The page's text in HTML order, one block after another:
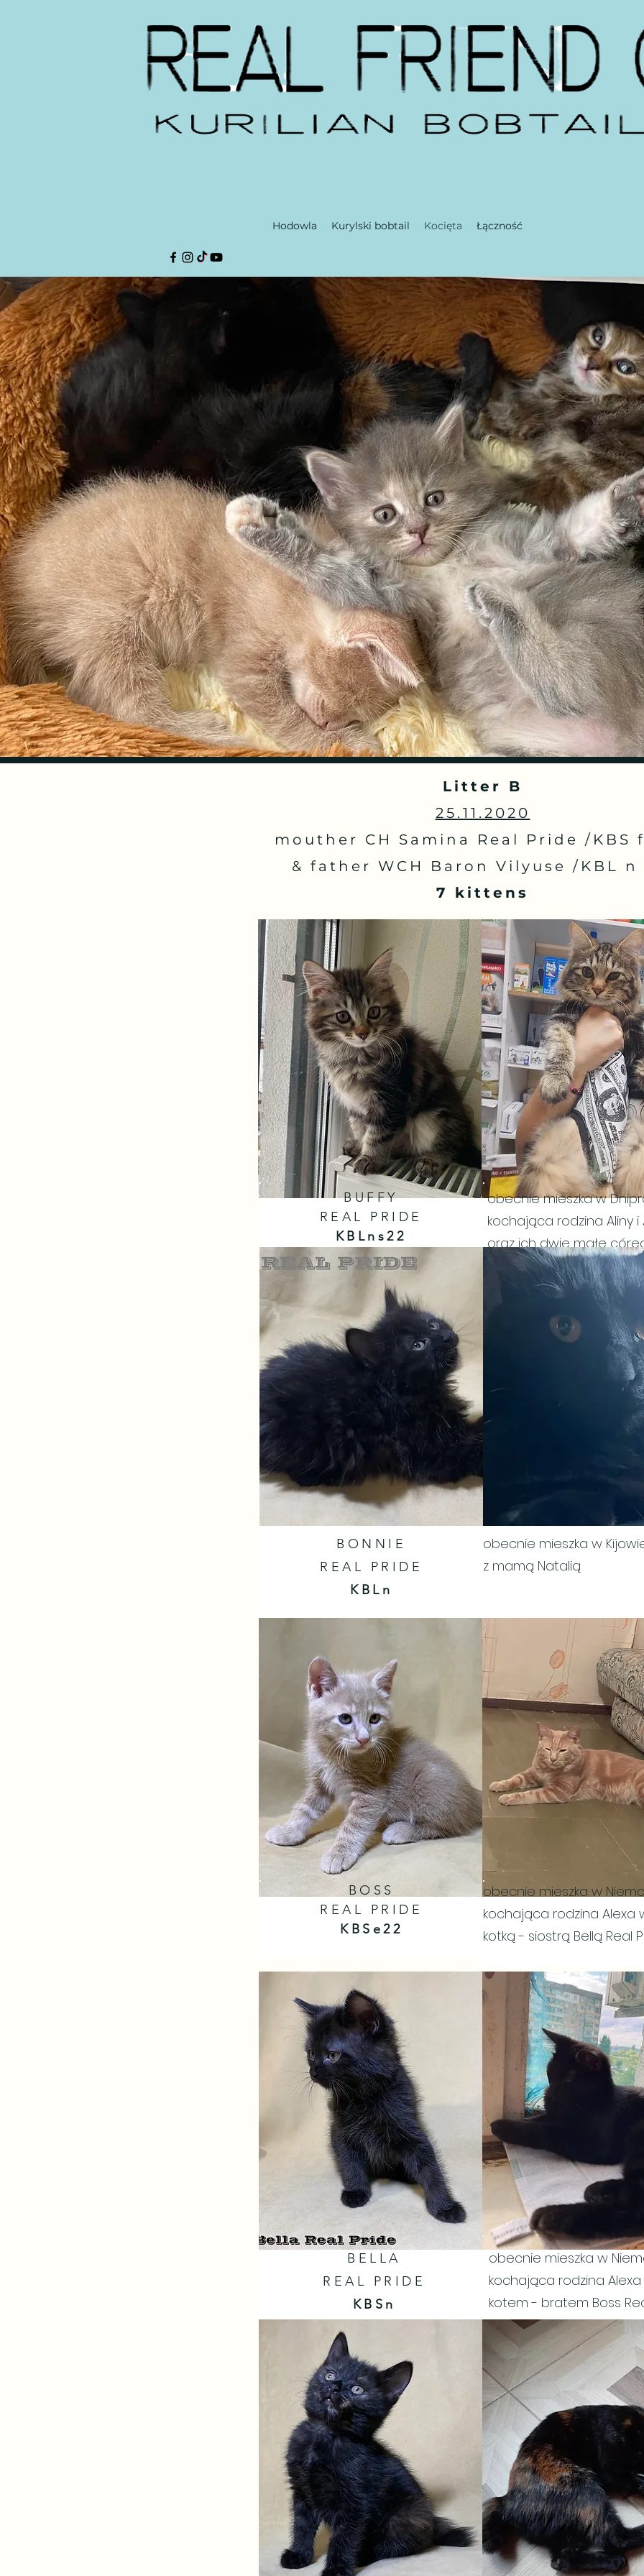
Hodowla Kurylski bobtail Kocięta Łączność
Litter B
25.11.2020
mouther CH Samina Real Pride /KBS
& father WCH Baron Vilyuse /KBL n
7 kittens
BUFFY
REAL PRIDE
KBLns22
obecnie mieszka w
kochająca rodzina Aliny i
oraz ich dwie małe
BONNIE
REAL PRIDE
KBLn
obecnie mieszka w
z mamą Natalią
BOSS
REAL PRIDE
KBSe22
obecnie mieszka w
kochająca rodzina Alexa
kotką - siostrą Bellą Real
BELLA
REAL PRIDE
KBSn
obecnie mieszka w
kochająca rodzina Alexa
kotem - bratem Boss